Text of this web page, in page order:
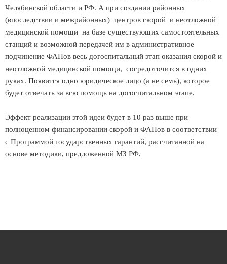
Челябинской области и РФ. А при создании районных
(впоследствии и межрайонных) центров скорой и неотложной
медицинской помощи на базе существующих самостоятельных
станций и возможной передачей им в административное
подчинение ФАПов весь догоспитальный этап оказания скорой и
неотложной медицинской помощи, сосредоточится в одних
руках. Появится одно юридическое лицо (а не семь), которое
будет отвечать за всю помощь на догоспитальном этапе.
Эффект реализации этой идеи будет в 10 раз выше при
полноценном финансировании скорой и ФАПов в соответствии
с Программой государственных гарантий, рассчитанной на
основе методики, предложенной МЗ РФ.